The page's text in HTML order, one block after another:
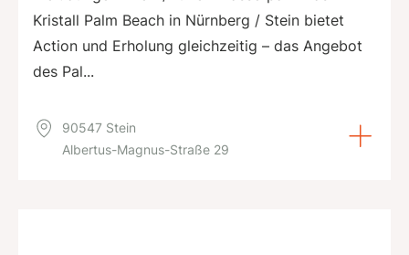
Kristall Palm Beach in Nürnberg / Stein bietet
Action und Erholung gleichzeitig – das Angebot
des Pal...
90547 Stein
Albertus-Magnus-Straße 29